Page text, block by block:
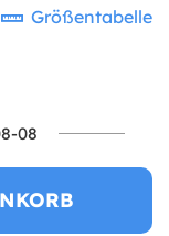
Größentabelle
08